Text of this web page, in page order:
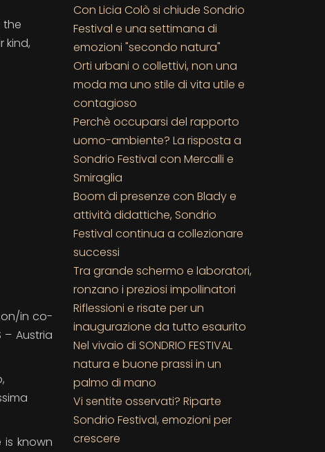
the
kind,
in co-
– Austria
known
Con Licia Colò si chiude Sondrio
Festival e una settimana di
emozioni "secondo natura"
Orti urbani o collettivi, non una
moda ma uno stile di vita utile e
contagioso
Perchè occuparsi del rapporto
uomo-ambiente? La risposta a
Sondrio Festival con Mercalli e
Smiraglia
Boom di presenze con Blady e
attività didattiche, Sondrio
Festival continua a collezionare
successi
Tra grande schermo e laboratori,
ronzano i preziosi impollinatori
Riflessioni e risate per un
inaugurazione da tutto esaurito
Nel vivaio di SONDRIO FESTIVAL
natura e buone prassi in un
palmo di mano
Vi sentite osservati? Riparte
Sondrio Festival, emozioni per
crescere